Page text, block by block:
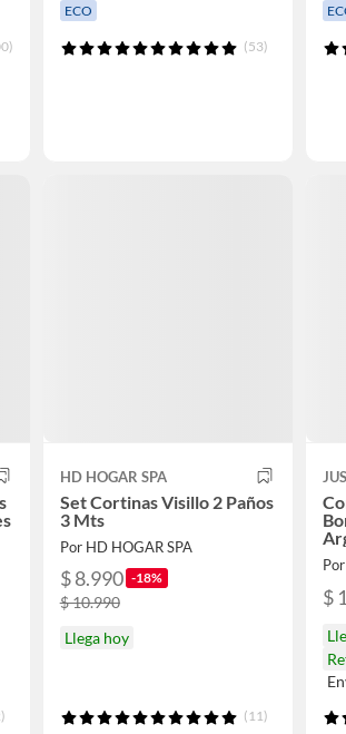
ECO
(53)
HD HOGAR SPA
Set Cortinas Visillo 2 Paños
3 Mts
Por HD HOGAR SPA
$ 8.990 -18%
$ 10.990
Llega hoy
(11)
$